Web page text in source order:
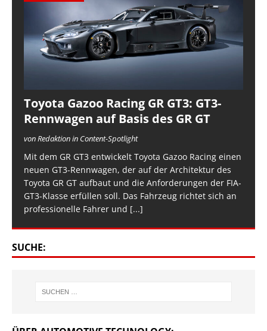
Toyota Gazoo Racing GR GT3: GT3-
Rennwagen auf Basis des GR GT
von Redaktion in Content-Spotlight
Mit dem GR GT3 entwickelt Toyota Gazoo Racing einen
neuen GT3-Rennwagen, der auf der Architektur des
Toyota GR GT aufbaut und die Anforderungen der FIA-
GT3-Klasse erfüllen soll. Das Fahrzeug richtet sich an
professionelle Fahrer und [...]
SUCHE: